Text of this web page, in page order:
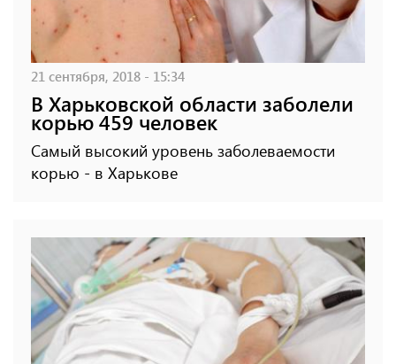
21 сентября, 2018 - 15:34
В Харьковской области заболели
корью 459 человек
Самый высокий уровень заболеваемости
корью - в Харькове